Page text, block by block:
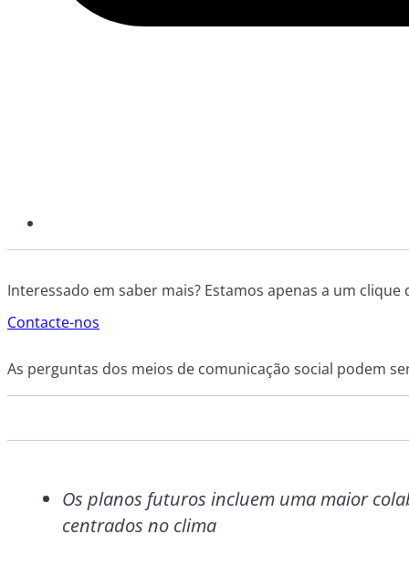
Interessado em saber mais? Estamos apenas a um clique
Contacte-nos
As perguntas dos meios de comunicação social podem
Os planos futuros incluem uma maior
centrados no clima